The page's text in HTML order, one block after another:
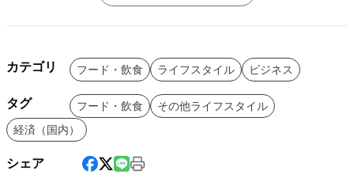
カテゴリ フード・飲食 ライフスタイル ビジネス
タグ フード・飲食
その他ライフスタイル
経済（国内）
シェア